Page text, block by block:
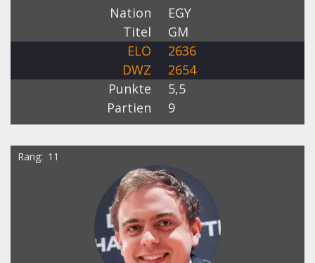
Nation
EGY
Titel
GM
ELO
2636
DWZ
2654
Punkte
5,5
Partien
9
Rang 11